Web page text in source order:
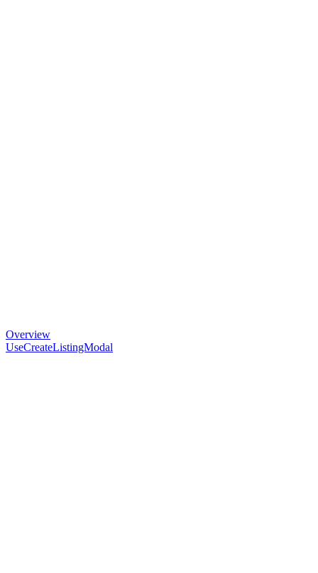
Overview
UseCreateListingModal